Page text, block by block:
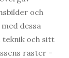
och
dessa
teknik och sitt
raster –